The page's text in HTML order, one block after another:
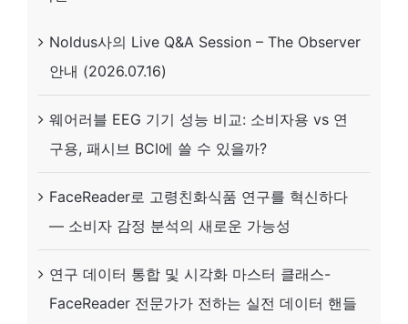
방
안
국
립
과
천
Noldus사의 Live Q&A Session – The Observer
안내 (2026.07.16)
웨어러블 EEG 기기 성능 비교: 소비자용 vs 연
구용, 패시브 BCI에 쓸 수 있을까?
FaceReader로 고령친화식품 연구를 혁신하다
— 소비자 감정 분석의 새로운 가능성
연구 데이터 통합 및 시각화 마스터 클래스-
FaceReader 전문가가 전하는 실전 데이터 핸들